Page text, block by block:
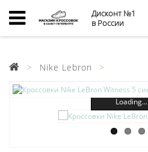
Дисконт №1
в России
Nike Lebron
Loading...